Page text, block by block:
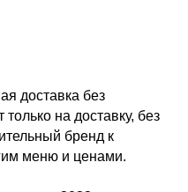
доставка без
на доставку, без
бренд к
меню и ценами.